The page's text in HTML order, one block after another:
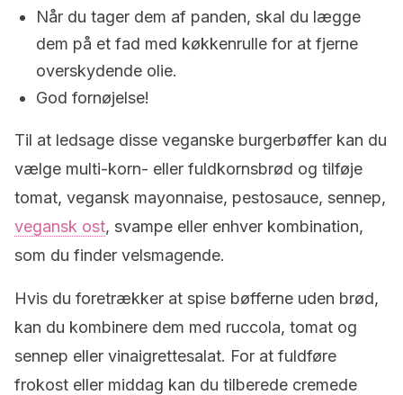
Når du tager dem af panden, skal du lægge
dem på et fad med køkkenrulle for at fjerne
overskydende olie.
God fornøjelse!
Til at ledsage disse veganske burgerbøffer kan du
vælge multi-korn- eller fuldkornsbrød og tilføje
tomat, vegansk mayonnaise, pestosauce, sennep,
vegansk ost, svampe eller enhver kombination,
som du finder velsmagende.
Hvis du foretrækker at spise bøfferne uden brød,
kan du kombinere dem med ruccola, tomat og
sennep eller vinaigrettesalat. For at fuldføre
frokost eller middag kan du tilberede cremede